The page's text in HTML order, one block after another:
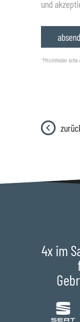
und
*Pflichtfelder bitte
4x im